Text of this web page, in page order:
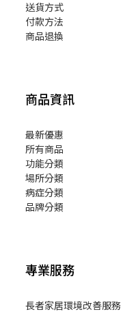
送貨方式
付款方法
商品退換
商品資訊
最新優惠
所有商品
功能分類
場所分類
病症分類
品牌分類
專業服務
長者家居環境改善服務